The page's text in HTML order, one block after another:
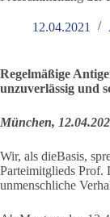
12.04.2021
Regelmäßige
unzuverlässig und
München,
Wir, als dieBasis,
Parteimitglieds Prof.
unmenschliche